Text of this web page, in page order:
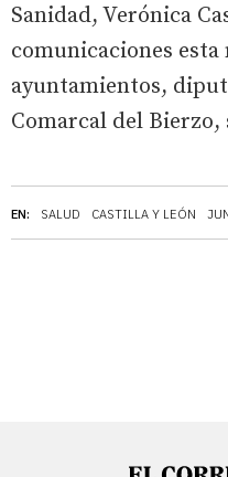
EN: SALUD CASTILLA Y LEÓN
Sanidad, Verónica
comunicaciones
ayuntamientos,
Comarcal del